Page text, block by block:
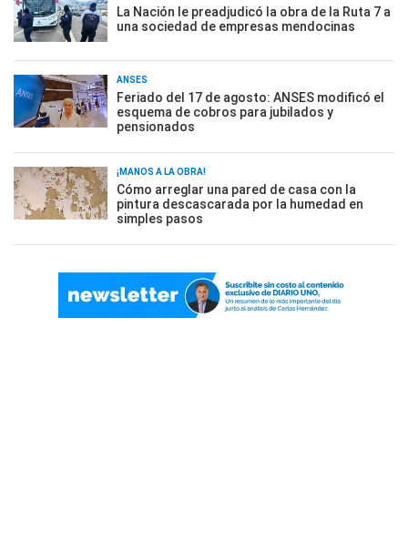
La Nación le preadjudicó la obra de la Ruta 7 a
una sociedad de empresas mendocinas
ANSES
Feriado del 17 de agosto: ANSES modificó el
esquema de cobros para jubilados y
pensionados
¡MANOS A LA OBRA!
Cómo arreglar una pared de casa con la
pintura descascarada por la humedad en
simples pasos